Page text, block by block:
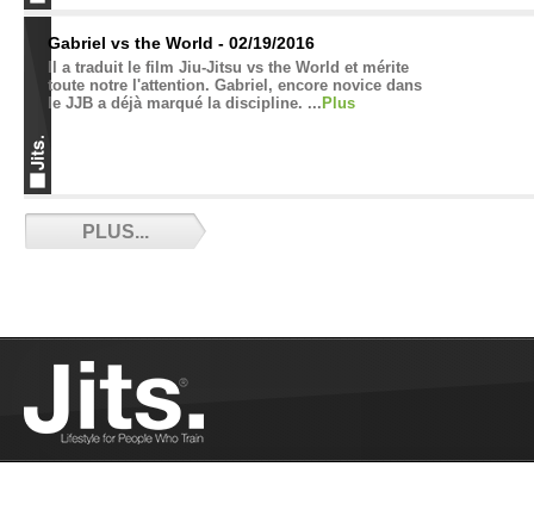
Gabriel vs the World - 02/19/2016
Il a traduit le film Jiu-Jitsu vs the World et mérite
toute notre l'attention. Gabriel, encore novice dans
le JJB a déjà marqué la discipline. ... Plus
L’homosexualité : un tabou dans le JJB ? -
02/16/2016
6 smoothies à boire après l’entraînement -
02/16/2016
Jonas nous propose 6 recettes de smoothies pour
PLUS...